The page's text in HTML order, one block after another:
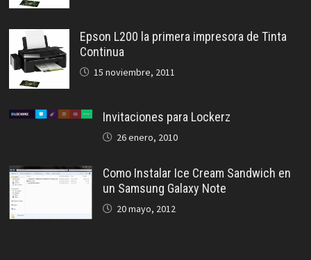
Epson L200 la primera impresora de Tinta
Continua
15 noviembre, 2011
Invitaciones para Lockerz
26 enero, 2010
Como Instalar Ice Cream Sandwich en
un Samsung Galaxy Note
20 mayo, 2012